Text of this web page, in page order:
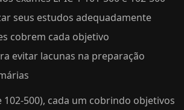
seus estudos adequadamente
cobrem cada objetivo
evitar lacunas na preparação
102-500), cada um cobrindo objetivos